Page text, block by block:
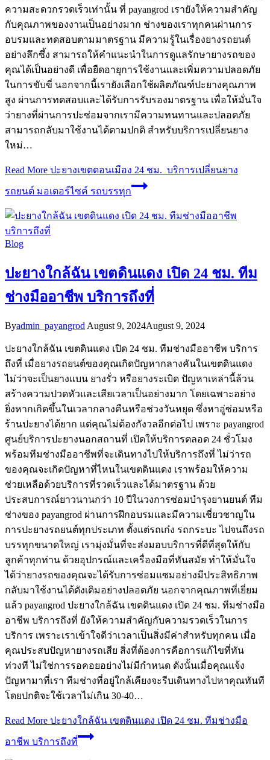
ความสะดวกรวดเร็วเท่านั้น ที่ payangrod เรายังให้ความสำคัญ
กับคุณภาพของงานเป็นอย่างมาก ช่างของเราทุกคนผ่านการ
อบรมและทดสอบตามมาตรฐาน มีความรู้ในเรื่องยางรถยนต์
อย่างลึกซึ้ง สามารถให้คำแนะนำในการดูแลรักษายางรถของ
คุณได้เป็นอย่างดี เพื่อยืดอายุการใช้งานและเพิ่มความปลอดภัย
ในการขับขี่ นอกจากนี้เรายังเลือกใช้ผลิตภัณฑ์ปะยางคุณภาพ
สูง ผ่านการทดสอบและได้รับการรับรองมาตรฐาน เพื่อให้มั่นใจ
ว่ายางที่ผ่านการปะซ่อมจากเรามีความทนทานและปลอดภัย
สามารถกลับมาใช้งานได้ตามปกติ สำหรับบริการเปลี่ยนยาง
ใหม่…
Read More ปะยางเขตดอนเมือง 24 ชม. บริการเปลี่ยนยาง
รถยนต์ มอเตอร์ไซค์ รถบรรทุก
Blog
ปะยางใกล้ฉัน เขตดินแดง เปิด 24 ชม. ทีม
ช่างมืออาชีพ บริการถึงที่
Byadmin_payangrod August 9, 2024August 9, 2024
ปะยางใกล้ฉัน เขตดินแดง เปิด 24 ชม. ทีมช่างมืออาชีพ บริการ
ถึงที่ เมื่อยางรถยนต์ของคุณเกิดปัญหากลางคันในเขตดินแดง
ไม่ว่าจะเป็นยางแบน ยางรั่ว หรือยางระเบิด ปัญหาเหล่านี้ล้วน
สร้างความปวดหัวและเสียเวลาเป็นอย่างมาก โดยเฉพาะอย่าง
ยิ่งหากเกิดขึ้นในเวลากลางคืนหรือช่วงวันหยุด ซึ่งหาอู่ซ่อมหรือ
ร้านปะยางได้ยาก แต่คุณไม่ต้องกังวลอีกต่อไป เพราะ payangrod
ศูนย์บริการปะยางนอกสถานที่ เปิดให้บริการตลอด 24 ชั่วโมง
พร้อมทีมช่างมืออาชีพที่จะเดินทางไปให้บริการถึงที่ ไม่ว่ารถ
ของคุณจะเกิดปัญหาที่ไหนในเขตดินแดง เราพร้อมให้ความ
ช่วยเหลือด้วยบริการที่รวดเร็วและได้มาตรฐาน ด้วย
ประสบการณ์ยาวนานกว่า 10 ปีในวงการซ่อมบำรุงยานยนต์ ทีม
ช่างของ payangrod ผ่านการฝึกอบรมและมีความเชี่ยวชาญใน
การปะยางรถยนต์ทุกประเภท ตั้งแต่รถเก๋ง รถกระบะ ไปจนถึงรถ
บรรทุกขนาดใหญ่ เรามุ่งมั่นที่จะส่งมอบบริการที่ดีที่สุดให้กับ
ลูกค้าทุกท่าน ด้วยอุปกรณ์และเครื่องมือที่ทันสมัย ทำให้มั่นใจ
ได้ว่ายางรถของคุณจะได้รับการซ่อมแซมอย่างมีประสิทธิภาพ
กลับมาใช้งานได้ดังเดิมอย่างปลอดภัย นอกจากคุณภาพที่เยี่ยม
แล้ว payangrod ปะยางใกล้ฉัน เขตดินแดง เปิด 24 ชม. ทีมช่างมือ
อาชีพ บริการถึงที่ ยังให้ความสำคัญกับความรวดเร็วในการ
บริการ เพราะเราเข้าใจดีว่าเวลาเป็นสิ่งมีค่าสำหรับทุกคน เมื่อ
คุณประสบปัญหายางรถเสีย สิ่งที่ต้องการคือการแก้ไขที่ทัน
ท่วงที ไม่ใช่การรอคอยอย่างไม่มีกำหนด ดังนั้นเมื่อคุณแจ้ง
ปัญหามาที่เรา ทีมช่างที่อยู่ใกล้เคียงจะรีบเดินทางไปหาคุณทันที
โดยปกติจะใช้เวลาไม่เกิน 30-40…
Read More ปะยางใกล้ฉัน เขตดินแดง เปิด 24 ชม. ทีมช่างมือ
อาชีพ บริการถึงที่